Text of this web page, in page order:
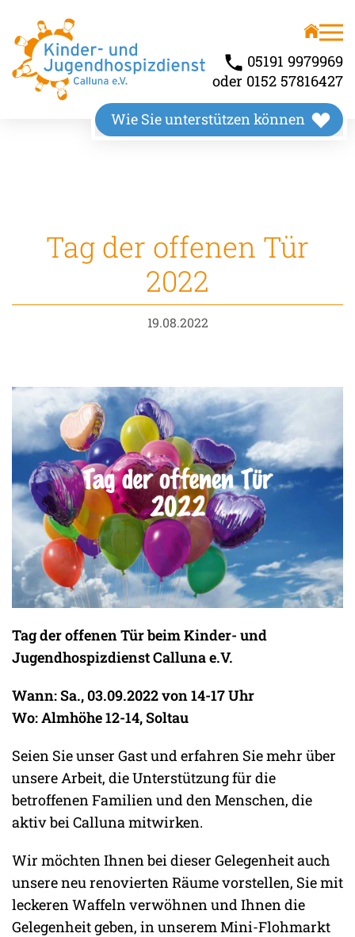
05191 9979969
oder 0152 57816427
Wie Sie unterstützen können
Tag der offenen Tür
2022
19.08.2022
Tag der offenen Tür beim Kinder- und
Jugendhospizdienst Calluna e.V.
Wann: Sa., 03.09.2022 von 14-17 Uhr
Wo: Almhöhe 12-14, Soltau
Seien Sie unser Gast und erfahren Sie mehr über
unsere Arbeit, die Unterstützung für die
betroffenen Familien und den Menschen, die
aktiv bei Calluna mitwirken.
Wir möchten Ihnen bei dieser Gelegenheit auch
unsere neu renovierten Räume vorstellen, Sie mit
leckeren Waffeln verwöhnen und Ihnen die
Gelegenheit geben, in unserem Mini-Flohmarkt
Kinderhospiz
Kindertrauerbegleitung
Familienbegleitung
Wir stellen uns vor
Unsere Räumlichkeiten
Unser Wirkungskreis